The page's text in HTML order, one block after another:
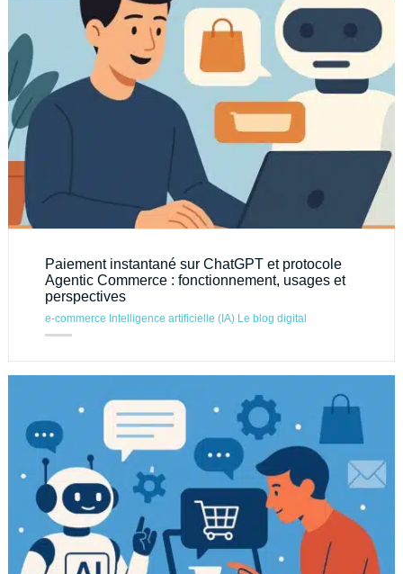
Paiement instantané sur ChatGPT et protocole
Agentic Commerce : fonctionnement, usages et
perspectives
e-commerce Intelligence artificielle (IA) Le blog digital